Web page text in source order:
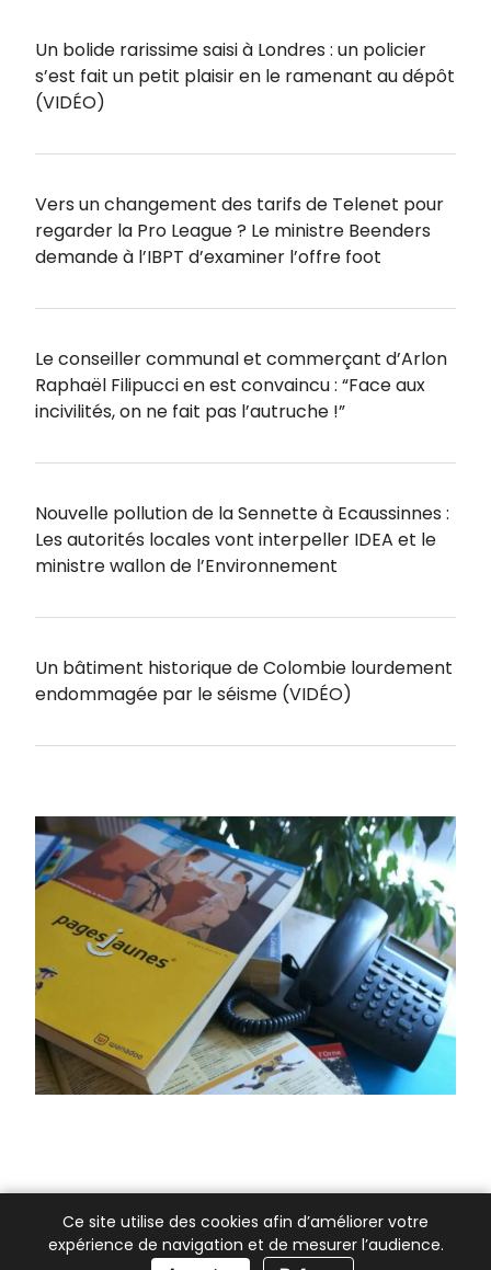
Un bolide rarissime saisi à Londres : un policier
s’est fait un petit plaisir en le ramenant au dépôt
(VIDÉO)
Vers un changement des tarifs de Telenet pour
regarder la Pro League ? Le ministre Beenders
demande à l’IBPT d’examiner l’offre foot
Le conseiller communal et commerçant d’Arlon
Raphaël Filipucci en est convaincu : “Face aux
incivilités, on ne fait pas l’autruche !”
Nouvelle pollution de la Sennette à Ecaussinnes :
Les autorités locales vont interpeller IDEA et le
ministre wallon de l’Environnement
Un bâtiment historique de Colombie lourdement
endommagée par le séisme (VIDÉO)
Ce site utilise des cookies afin d’améliorer votre
expérience de navigation et de mesurer l’audience.